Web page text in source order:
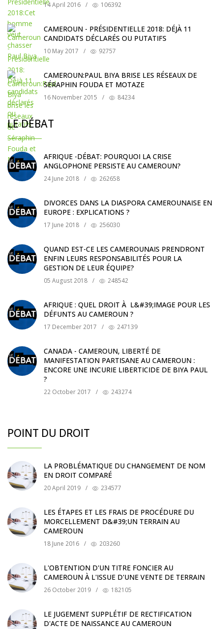
14 April 2016 / 106392
CAMEROUN - PRÉSIDENTIELLE 2018: DÉJÀ 11
CANDIDATS DÉCLARÉS OU PUTATIFS
10 May 2017 / 92757
CAMEROUN:PAUL BIYA BRISE LES RÉSEAUX DE
SÉRAPHIN FOUDA ET MOTAZE
16 November 2015 / 84234
LE DÉBAT
AFRIQUE -DÉBAT: POURQUOI LA CRISE
ANGLOPHONE PERSISTE AU CAMEROUN?
24 June 2018 / 262658
DIVORCES DANS LA DIASPORA CAMEROUNAISE EN
EUROPE : EXPLICATIONS ?
17 June 2018 / 256030
QUAND EST-CE LES CAMEROUNAIS PRENDRONT
ENFIN LEURS RESPONSABILITÉS POUR LA
GESTION DE LEUR ÉQUIPE?
05 August 2018 / 248542
AFRIQUE : QUEL DROIT À L&#39;IMAGE POUR LES
DÉFUNTS AU CAMEROUN ?
17 December 2017 / 247139
CANADA - CAMEROUN, LIBERTÉ DE
MANIFESTATION PARTISANE AU CAMEROUN :
ENCORE UNE INCURIE LIBERTICIDE DE BIYA PAUL
?
22 October 2017 / 243274
POINT DU DROIT
LA PROBLÉMATIQUE DU CHANGEMENT DE NOM
EN DROIT COMPARÉ
20 April 2019 / 234577
LES ÉTAPES ET LES FRAIS DE PROCÉDURE DU
MORCELLEMENT D&#39;UN TERRAIN AU
CAMEROUN
18 June 2016 / 203260
L'OBTENTION D'UN TITRE FONCIER AU
CAMEROUN À L'ISSUE D'UNE VENTE DE TERRAIN
26 October 2019 / 182105
LE JUGEMENT SUPPLÉTIF DE RECTIFICATION
D'ACTE DE NAISSANCE AU CAMEROUN